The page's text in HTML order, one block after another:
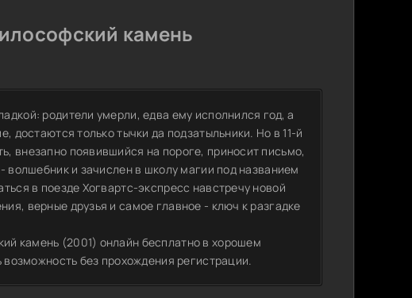
камень
родители умерли, едва ему исполнился год, а
достаются только тычки да подзатыльники. Но в 11-й
внезапно появившийся на пороге, приносит письмо,
волшебник и зачислен в школу магии под названием
в поезде Хогвартс-экспресс навстречу новой
верные друзья и самое главное - ключ к разгадке
камень (2001) онлайн бесплатно в хорошем
возможность без прохождения регистрации.